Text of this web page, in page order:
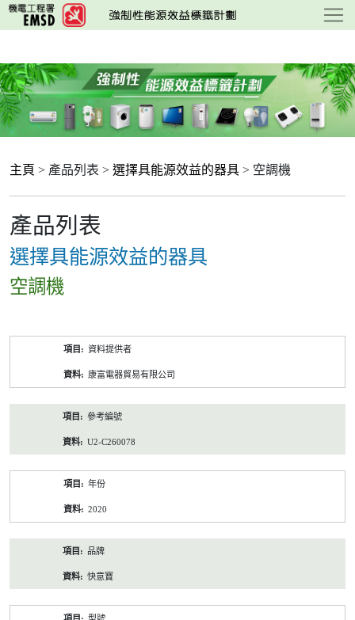
跳
至
要
內
容
主頁 > 產品列表 > 選擇具能源效益的器具 > 空調機
產品列表
選擇具能源效益的器具
空調機
資料提供者
康富電器貿易有限公司
參考編號
U2-C260078
年份
2020
品牌
快意寶